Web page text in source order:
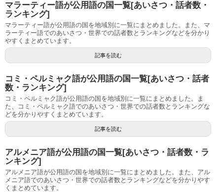
マラーティー語が公用語の国一覧[あいさつ・話者数・
ランキング]
マラーティー語が公用語の国を地域別に一覧にまとめました。また、マ
ラーティー語でのあいさつ・世界での話者数とランキングなどを分かり
やすくまとめています。
記事を読む
コミ・ペルミャク語が公用語の国一覧[あいさつ・話者
数・ランキング]
コミ・ペルミャク語が公用語の国を地域別に一覧にまとめました。ま
た、コミ・ペルミャク語でのあいさつ・世界での話者数とランキングな
どを分かりやすくまとめています。
記事を読む
アルメニア語が公用語の国一覧[あいさつ・話者数・ラ
ンキング]
アルメニア語が公用語の国を地域別に一覧にまとめました。また、アル
メニア語でのあいさつ・世界での話者数とランキングなどを分かりやす
くまとめています。